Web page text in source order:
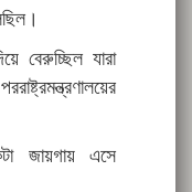
বেরুচ্ছিল যারা
জায়গায় এসে